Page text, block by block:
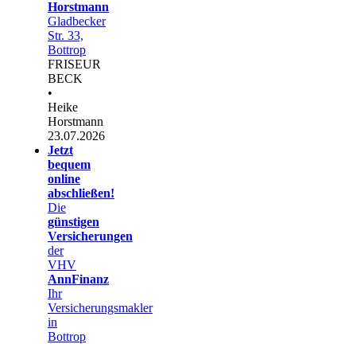
Horstmann
Gladbecker
Str. 33,
Bottrop
FRISEUR
BECK
•
Heike
Horstmann
23.07.2026
Jetzt
bequem
online
abschließen!
Die
günstigen
Versicherungen
der
VHV
AnnFinanz
Ihr
Versicherungsmakler
in
Bottrop